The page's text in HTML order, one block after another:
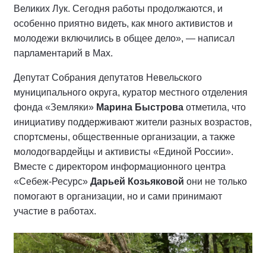
Великих Лук. Сегодня работы продолжаются, и
особенно приятно видеть, как много активистов и
молодежи включились в общее дело», — написал
парламентарий в Мах.
Депутат Собрания депутатов Невельского
муниципального округа, куратор местного отделения
фонда «Земляки» Марина Быстрова отметила, что
инициативу поддерживают жители разных возрастов,
спортсмены, общественные организации, а также
молодогвардейцы и активисты «Единой России».
Вместе с директором информационного центра
«Себеж-Ресурс» Дарьей Козьяковой они не только
помогают в организации, но и сами принимают
участие в работах.